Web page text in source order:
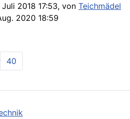
2018 17:53, von Teichmädel
2020 18:59
40